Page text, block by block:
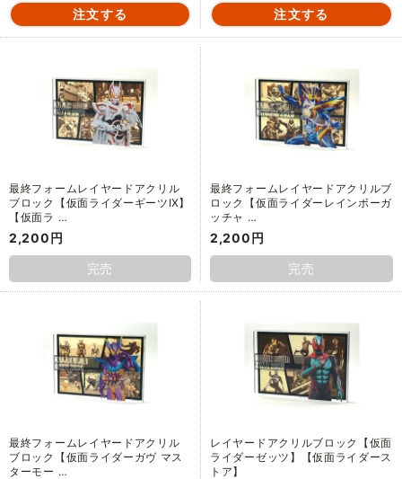
最終フォームレイヤードアクリル
ブロック【仮面ライダーギーツⅨ】
【仮面ラ …
2,200円
完売
最終フォームレイヤードアクリルブ
ロック【仮面ライダーレインボーガ
ッチャ …
2,200円
完売
最終フォームレイヤードアクリル
ブロック【仮面ライダーガヴ マス
ターモー …
レイヤードアクリルブロック【仮面
ライダーゼッツ】【仮面ライダース
トア】